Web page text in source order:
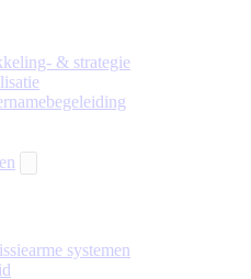
& strategie
systemen